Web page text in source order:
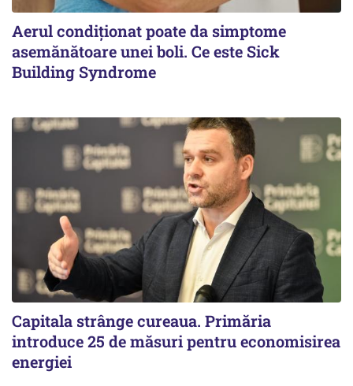
Aerul condiționat poate da simptome
asemănătoare unei boli. Ce este Sick
Building Syndrome
Capitala strânge cureaua. Primăria
introduce 25 de măsuri pentru economisirea
energiei